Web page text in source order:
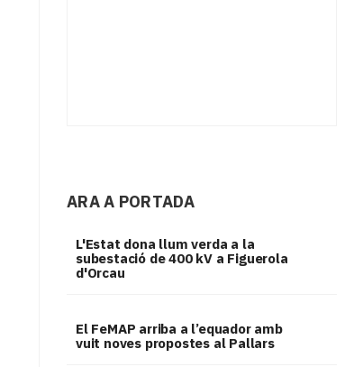
ARA A PORTADA
L'Estat dona llum verda a la
subestació de 400 kV a Figuerola
d'Orcau
El FeMAP arriba a l’equador amb
vuit noves propostes al Pallars